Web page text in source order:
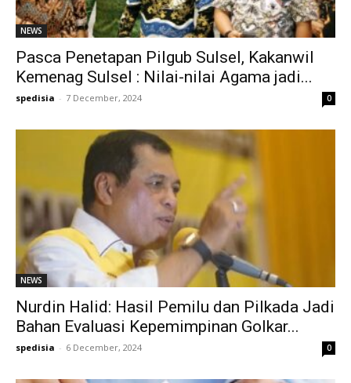
NEWS
Pasca Penetapan Pilgub Sulsel, Kakanwil
Kemenag Sulsel : Nilai-nilai Agama jadi...
spedisia - 7 December, 2024 0
NEWS
Nurdin Halid: Hasil Pemilu dan Pilkada Jadi
Bahan Evaluasi Kepemimpinan Golkar...
spedisia - 6 December, 2024 0